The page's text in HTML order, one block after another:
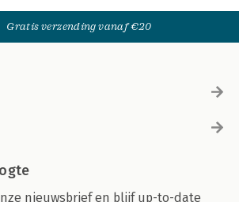
Gratis verzending vanaf €20
nieuwsbrief en blijf up-to-date